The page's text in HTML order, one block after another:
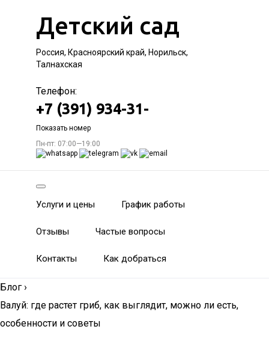
Детский сад
Россия, Красноярский край, Норильск,
Талнахская
Телефон:
+7 (391) 934-31-
Показать номер
Пн-пт: 07:00—19:00
Услуги и цены График работы
Отзывы Частые вопросы
Контакты Как добраться
Блог ›
Валуй: где растет гриб, как выглядит, можно ли есть,
особенности и советы